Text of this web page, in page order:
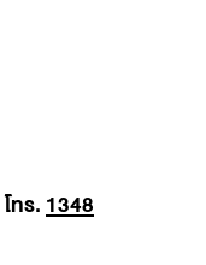
ทร.1348